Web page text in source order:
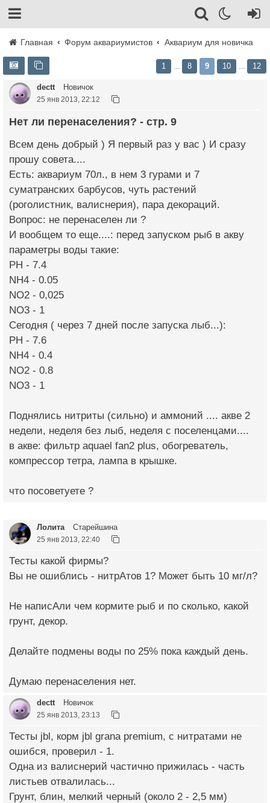
Главная Форум аквариумистов Аквариум для новичка
1 8 9 10 12
dectt Новичок
25 янв 2013, 22:12
Нет ли перенаселения? - стр. 9
Всем день добрый ) Я первый раз у вас ) И сразу
прошу совета....
Есть: аквариум 70л., в нем 3 гурами и 7
суматранских барбусов, чуть растений
(роголистник, валиснерия), пара декораций.
Вопрос: не перенаселен ли ?
И вообщем то еще....: перед запуском рыб в акву
параметры воды такие:
PH - 7.4
NH4 - 0.05
NO2 - 0,025
NO3 - 1
Сегодня ( через 7 дней после запуска лыб...):
PH - 7.6
NH4 - 0.4
NO2 - 0.8
NO3 - 1
Поднялись нитриты (сильно) и аммоний .... акве 2
недели, неделя без лыб, неделя с поселенцами....
в акве: фильтр aquael fan2 plus, обогреватель,
компрессор тетра, лампа в крышке.
что посоветуете ?
Лолита Старейшина
25 янв 2013, 22:40
Тесты какой фирмы?
Вы не ошиблись - нитрАтов 1? Может быть 10 мг/л?
Не написАли чем кормите рыб и по сколько, какой
грунт, декор.
Делайте подмены воды по 25% пока каждый день.
Думаю перенаселения нет.
dectt Новичок
25 янв 2013, 23:13
Тесты jbl, корм jbl grana premium, с нитратами не
ошибся, проверил - 1.
Одна из валиснерий частично прижилась - часть
листьев отвалилась...
Грунт, блин, мелкий черный (около 2 - 2,5 мм)